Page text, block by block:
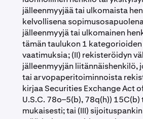
jälleenmyyjää tai ulkomaista
kelvollisena
jälleenmyyjä tai ulkomainen
tämän taulukon 1 kategorioiden
vaatimuksia; (II) rekisteröidyn
jälleenmyyjän liitännäishenkilö,
tai arvopaperitoiminnoista
kirjaa Securities Exchange Act
U.S.C. 78o–5(b), 78q(h)) 15C(b)
mukaisesti; tai (III)